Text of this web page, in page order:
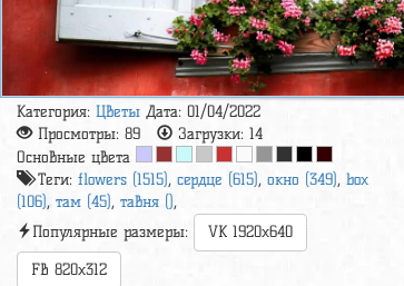
Категория:Цветы Дата: 01/04/2022
Просмотры:89 Загрузки:14
Основные цвета
Теги:flowers (1515),сердце (615),окно (349),box
(106),там (45),тавня (),
Популярные размеры:
VK 1920x640
FB 820x312